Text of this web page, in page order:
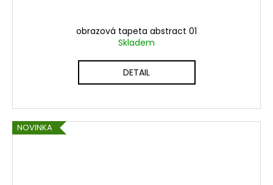
obrazová tapeta abstract 01
Skladem
DETAIL
NOVINKA